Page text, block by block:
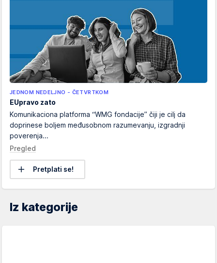
JEDNOM NEDELJNO - ČETVRTKOM
EUpravo zato
Komunikaciona platforma “WMG fondacije” čiji je cilj da
doprinese boljem međusobnom razumevanju, izgradnji
poverenja...
Pregled
Pretplati se!
Iz kategorije